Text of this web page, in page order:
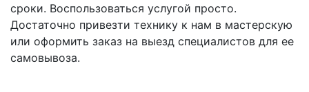
сроки. Воспользоваться услугой просто.
Достаточно привезти технику к нам в мастерскую
или оформить заказ на выезд специалистов для ее
самовывоза.